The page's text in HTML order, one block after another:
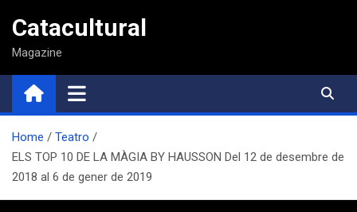
contenido
Catacultural
Magazine
Home
Teatro
ELS TOP 10 DE LA MÀGIA BY HAUSSON Del 12 de desembre de
2018 al 6 de gener de 2019